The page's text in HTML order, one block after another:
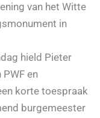
van het Witte
in
hield Pieter
en
korte toespraak
burgemeester